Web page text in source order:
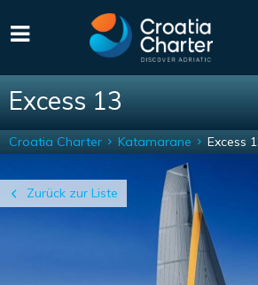
Excess 13
Zurück zur Liste
Croatia Charter Katamarane Excess